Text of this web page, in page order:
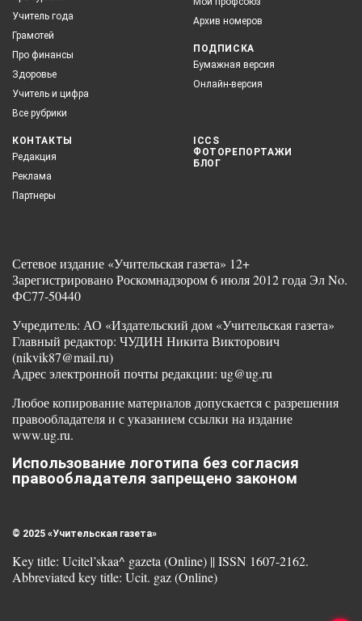
Учитель года
Грамотей
Про финансы
Здоровье
Учитель и цифра
Все рубрики
Архив номеров
ПОДПИСКА
Бумажная версия
Онлайн-версия
КОНТАКТЫ
Редакция
Реклама
Партнеры
ICCS
ФОТОРЕПОРТАЖИ
БЛОГ
Сетевое издание «Учительская газета» 12+
Зарегистрировано Роскомнадзором 6 июля 2012 года Эл No.
ФС77-50440
Учредитель: АО «Издательский дом «Учительская газета»
Главный редактор: ЧУДИН Никита Викторович
(nikvik87@mail.ru)
Адрес электронной почты редакции: ug@ug.ru
Любое копирование материалов допускается с разрешения
правообладателя и с указанием ссылки на издание
www.ug.ru.
Использование логотипа без согласия
правообладателя запрещено законом
© 2025 «Учительская газета»
Key title: Ucitel’skaa^ gazeta (Online) || ISSN 1607-2162.
Abbreviated key title: Ucit. gaz (Online)